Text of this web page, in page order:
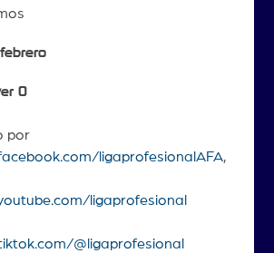
0
por
ligaprofesionalAFA,
ligaprofesional
@ligaprofesional